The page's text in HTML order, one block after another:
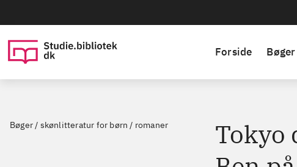
Forside Bøger
Bøger / skønlitteratur for børn / romaner
Tokyo